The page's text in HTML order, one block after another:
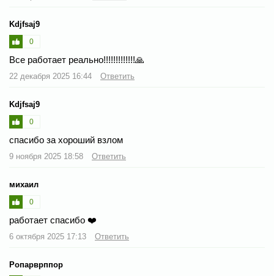
Kdjfsaj9
0
Все работает реально!!!!!!!!!!!!!🙏
22 декабря 2025 16:44 Ответить
Kdjfsaj9
0
спасибо за хороший взлом
9 ноября 2025 18:58 Ответить
михаил
0
работает спасибо ❤️
6 октября 2025 17:13 Ответить
Ропарврппор